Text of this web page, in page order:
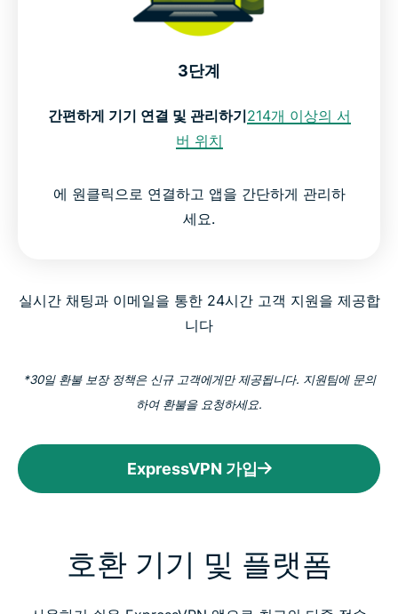
3단계
간편하게 기기 연결 및 관리하기214개 이상의 서
버 위치
에 원클릭으로 연결하고 앱을 간단하게 관리하
세요.
실시간 채팅과 이메일을 통한 24시간 고객 지원을 제공합
니다
*30일 환불 보장 정책은 신규 고객에게만 제공됩니다. 지원팀에 문의
하여 환불을 요청하세요.
ExpressVPN 가입
호환 기기 및 플랫폼